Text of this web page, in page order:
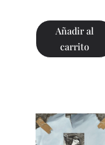
Añadir al
carrito